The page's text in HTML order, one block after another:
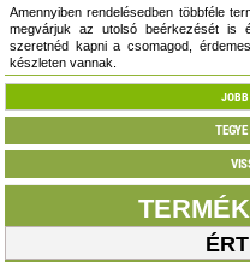
Amennyiben rendelésedben többféle
megvárjuk az utolsó beérkezését is
szeretnéd kapni a csomagod,
készleten vannak.
JOBB